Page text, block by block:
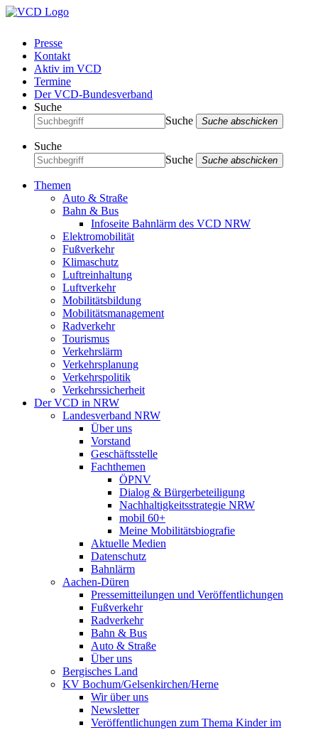
Presse
Kontakt
Aktiv im VCD
Termine
Der VCD-Bundesverband
Suche
Suche
Suche abschicken
Suche
Suche
Suche abschicken
Themen
Auto & Straße
Bahn & Bus
Infoseite Bahnlärm des VCD NRW
Elektromobilität
Fußverkehr
Klimaschutz
Luftreinhaltung
Luftverkehr
Mobilitätsbildung
Mobilitätsmanagement
Radverkehr
Tourismus
Verkehrslärm
Verkehrsplanung
Verkehrspolitik
Verkehrssicherheit
Der VCD in NRW
Landesverband NRW
Über uns
Vorstand
Geschäftsstelle
Fachthemen
ÖPNV
Dialog & Bürgerbeteiligung
Nachhaltigkeitsstrategie NRW
mobil 60+
Meine Mobilitätsbiografie
Aktuelle Medien
Datenschutz
Bahnlärm
Aachen-Düren
Pressemitteilungen und Veröffentlichungen
Fußverkehr
Radverkehr
Bahn & Bus
Auto & Straße
Über uns
Bergisches Land
KV Bochum/Gelsenkirchen/Herne
Wir über uns
Newsletter
Veröffentlichungen zum Thema Kinder im